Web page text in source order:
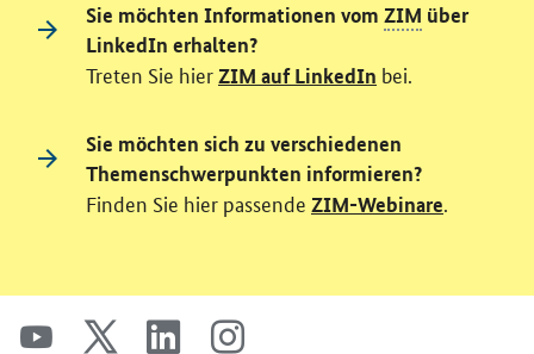
Sie möchten Informationen vom ZIM über
LinkedIn erhalten?
Treten Sie hierZIM auf LinkedIn bei.
Sie möchten sich zu verschiedenen
Themenschwerpunkten informieren?
Finden Sie hier passende ZIM-Webinare.
SrOnlyServicemenü
youtube linkedin instagram